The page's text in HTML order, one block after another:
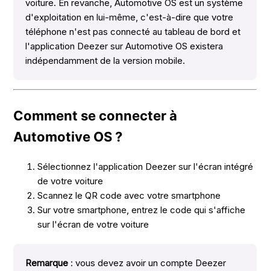
voiture. En revanche, Automotive OS est un système
d'exploitation en lui-même, c'est-à-dire que votre
téléphone n'est pas connecté au tableau de bord et
l'application Deezer sur Automotive OS existera
indépendamment de la version mobile.
Comment se connecter à
Automotive OS ?
Sélectionnez l'application Deezer sur l'écran intégré
de votre voiture
Scannez le QR code avec votre smartphone
Sur votre smartphone, entrez le code qui s'affiche
sur l'écran de votre voiture
Remarque : vous devez avoir un compte Deezer